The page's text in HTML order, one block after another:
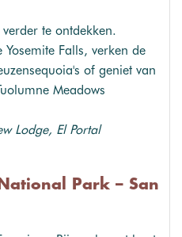
te ontdekken.
Falls, verken de
of geniet van
Meadows
Lodge, El Portal
Park – San